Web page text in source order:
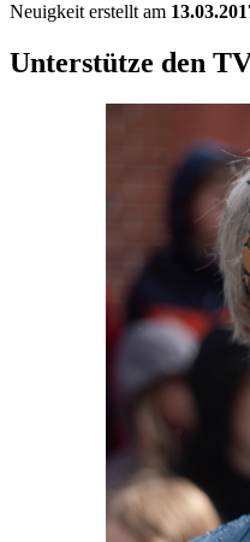
Neuigkeit erstellt am
Unterstütze den